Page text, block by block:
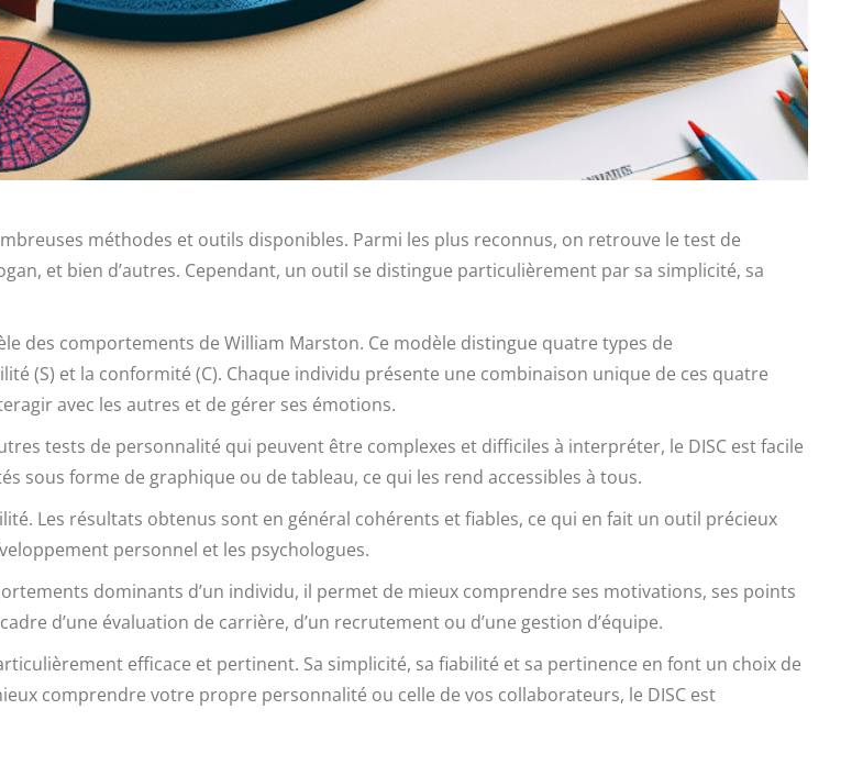
méthodes et outils disponibles. Parmi les plus reconnus, on retrouve le test de
et bien d’autres. Cependant, un outil se distingue particulièrement par sa simplicité, sa
des comportements de William Marston. Ce modèle distingue quatre types de
(S) et la conformité (C). Chaque individu présente une combinaison unique de ces quatre
avec les autres et de gérer ses émotions.
tests de personnalité qui peuvent être complexes et difficiles à interpréter, le DISC est facile
sous forme de graphique ou de tableau, ce qui les rend accessibles à tous.
Les résultats obtenus sont en général cohérents et fiables, ce qui en fait un outil précieux
personnel et les psychologues.
dominants d’un individu, il permet de mieux comprendre ses motivations, ses points
d’une évaluation de carrière, d’un recrutement ou d’une gestion d’équipe.
efficace et pertinent. Sa simplicité, sa fiabilité et sa pertinence en font un choix de
comprendre votre propre personnalité ou celle de vos collaborateurs, le DISC est